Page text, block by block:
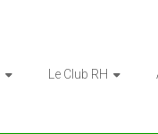
Le Club RH